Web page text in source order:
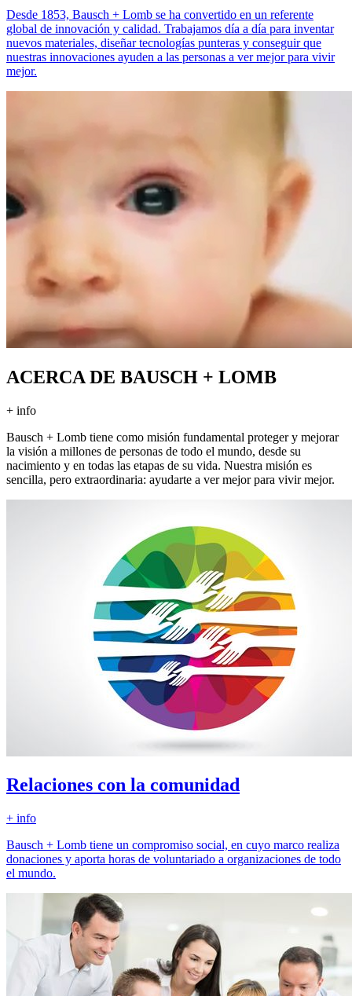
Desde 1853, Bausch + Lomb se ha convertido en un referente
global de innovación y calidad. Trabajamos día a día para inventar
nuevos materiales, diseñar tecnologías punteras y conseguir que
nuestras innovaciones ayuden a las personas a ver mejor para vivir
mejor.
ACERCA DE BAUSCH + LOMB
+ info
Bausch + Lomb tiene como misión fundamental proteger y mejorar
la visión a millones de personas de todo el mundo, desde su
nacimiento y en todas las etapas de su vida. Nuestra misión es
sencilla, pero extraordinaria: ayudarte a ver mejor para vivir mejor.
Relaciones con la comunidad
+ info
Bausch + Lomb tiene un compromiso social, en cuyo marco realiza
donaciones y aporta horas de voluntariado a organizaciones de todo
el mundo.